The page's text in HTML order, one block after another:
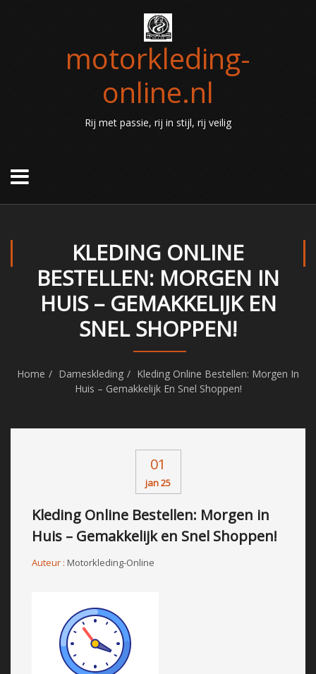
motorkleding-
online.nl
Rij met passie, rij in stijl, rij veilig
KLEDING ONLINE
BESTELLEN: MORGEN IN
HUIS – GEMAKKELIJK EN
SNEL SHOPPEN!
Home Dameskleding
Kleding Online Bestellen: Morgen In
Huis – Gemakkelijk En Snel Shoppen!
01
jan 25
Kleding Online Bestellen: Morgen in
Huis – Gemakkelijk en Snel Shoppen!
Auteur : Motorkleding-Online